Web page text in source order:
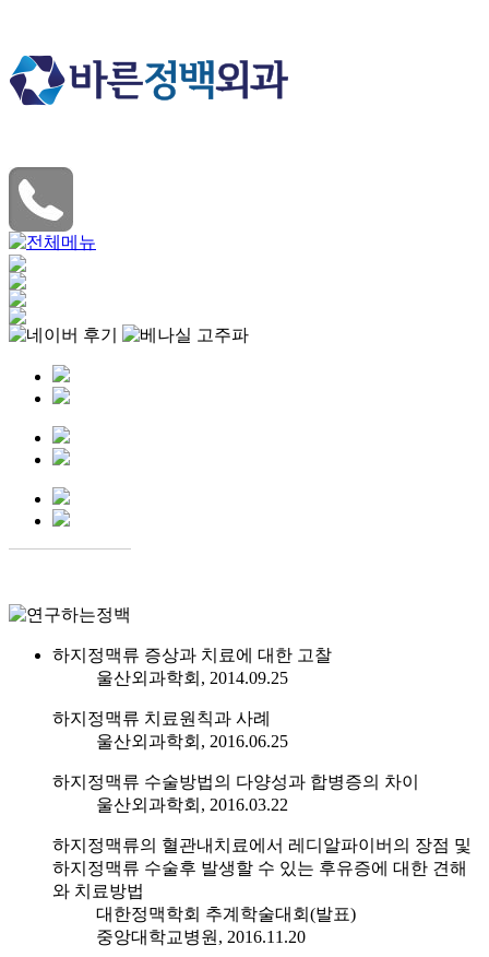
하지정맥류 증상과 치료에 대한 고찰
울산외과학회, 2014.09.25
하지정맥류 치료원칙과 사례
울산외과학회, 2016.06.25
하지정맥류 수술방법의 다양성과 합병증의 차이
울산외과학회, 2016.03.22
하지정맥류의 혈관내치료에서 레디알파이버의 장점 및
하지정맥류 수술후 발생할 수 있는 후유증에 대한 견해
와 치료방법
대한정맥학회 추계학술대회(발표)
중앙대학교병원, 2016.11.20